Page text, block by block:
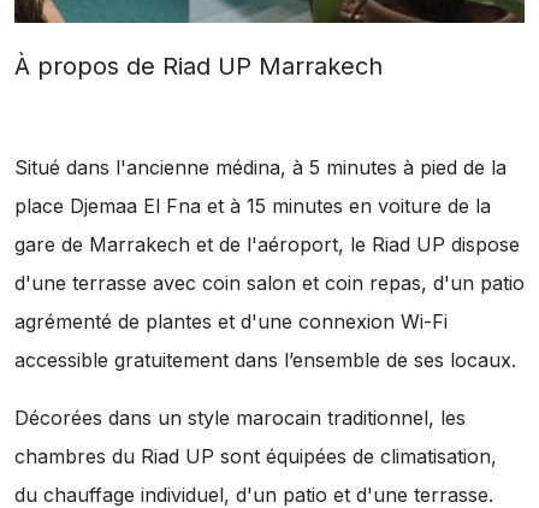
À propos de Riad UP Marrakech
Situé dans l'ancienne médina, à 5 minutes à pied de la
place Djemaa El Fna et à 15 minutes en voiture de la
gare de Marrakech et de l'aéroport, le Riad UP dispose
d'une terrasse avec coin salon et coin repas, d'un patio
agrémenté de plantes et d'une connexion Wi-Fi
accessible gratuitement dans l’ensemble de ses locaux.
Décorées dans un style marocain traditionnel, les
chambres du Riad UP sont équipées de climatisation,
du chauffage individuel, d'un patio et d'une terrasse.